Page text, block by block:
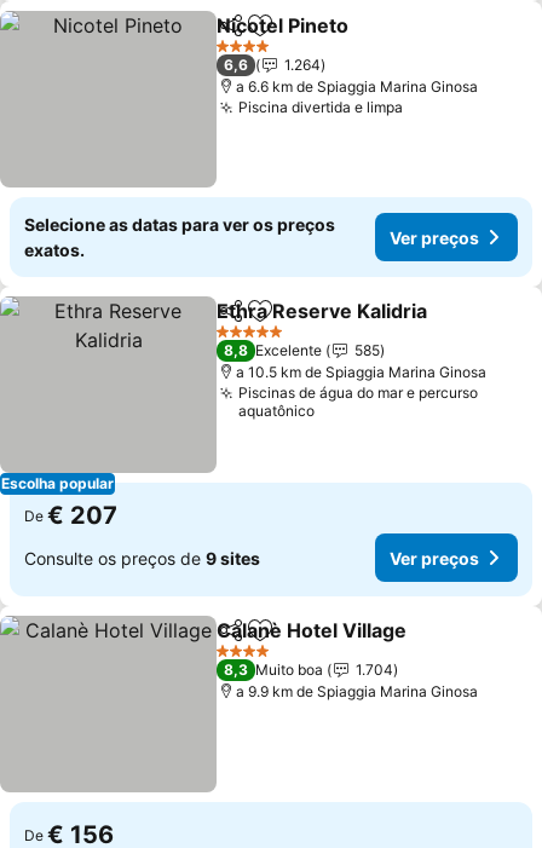
PartilharAdicionar aos favoritos
Nicotel Pineto
4 Estrelas
6,6
1.264
a 6.6 km de Spiaggia Marina Ginosa
Piscina divertida e limpa
Selecione as datas para ver os preços
exatos.
Ver preços
Escolha popular
PartilharAdicionar aos favoritos
Ethra Reserve Kalidria
5 Estrelas
8,8 Excelente
585
a 10.5 km de Spiaggia Marina Ginosa
Piscinas de água do mar e percurso
aquatônico
De € 207
Consulte os preços de 9 sites Ver preços
PartilharAdicionar aos favoritos
Calanè Hotel Village
4 Estrelas
8,3 Muito boa
1.704
a 9.9 km de Spiaggia Marina Ginosa
De € 156